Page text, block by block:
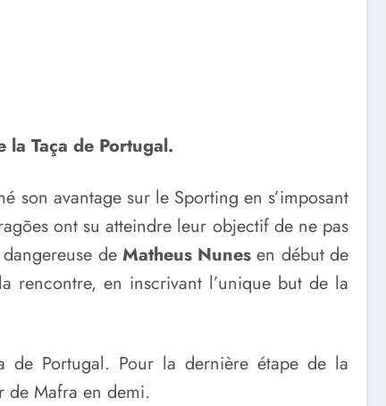
Taça de Portugal.
son avantage sur le Sporting en s’imposant
ont su atteindre leur objectif de ne pas
de Matheus Nunesen début de
rencontre, en inscrivant l’unique but de la
Portugal. Pour la dernière étape de la
de Mafra en demi.